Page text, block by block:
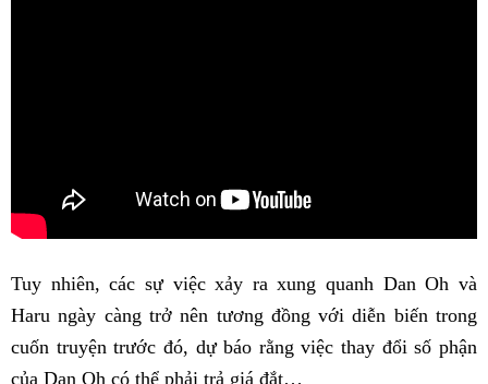
Tuy nhiên, các sự việc xảy ra xung quanh Dan Oh và
Haru ngày càng trở nên tương đồng với diễn biến trong
cuốn truyện trước đó, dự báo rằng việc thay đổi số phận
của Dan Oh có thể phải trả giá đắt…